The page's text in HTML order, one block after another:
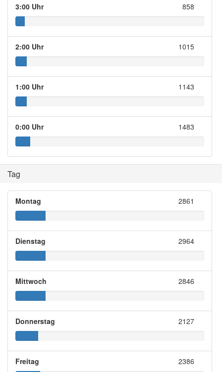
3:00 Uhr 858
2:00 Uhr 1015
1:00 Uhr 1143
0:00 Uhr 1483
Tag
Montag 2861
Dienstag 2964
Mittwoch 2846
Donnerstag 2127
Freitag 2386